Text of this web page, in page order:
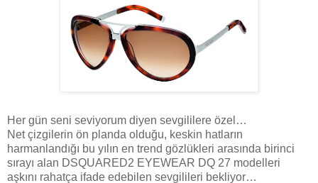
Her gün seni seviyorum diyen sevgililere özel…
Net çizgilerin ön planda olduğu, keskin hatların
harmanlandığı bu yılın en trend gözlükleri arasında birinci
sırayı alan DSQUARED2 EYEWEAR DQ 27 modelleri
aşkını rahatça ifade edebilen sevgilileri bekliyor…